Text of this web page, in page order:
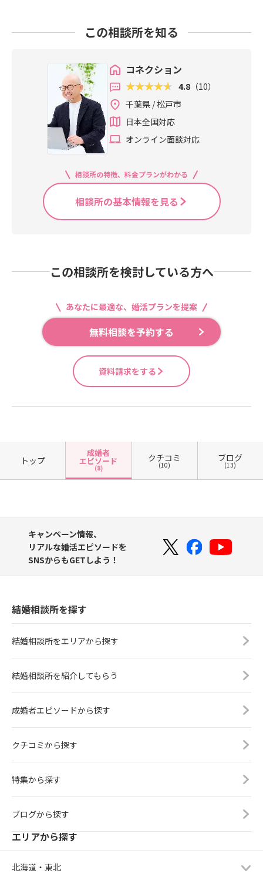
この相談所を知る
コネクション
4.8 （10）
千葉県 / 松戸市
日本全国対応
オンライン面談対応
相談所の特徴、料金プランがわかる
相談所の基本情報を見る
この相談所を検討している方へ
あなたに最適な、婚活プランを提案
無料相談を予約する
資料請求をする
トップ
成婚者
エピソード
(8)
クチコミ
(10)
ブログ
(13)
キャンペーン情報、
リアルな婚活エピソードを
SNSからもGETしよう！
結婚相談所を探す
結婚相談所をエリアから探す
結婚相談所を紹介してもらう
成婚者エピソードから探す
クチコミから探す
特集から探す
ブログから探す
エリアから探す
北海道・東北